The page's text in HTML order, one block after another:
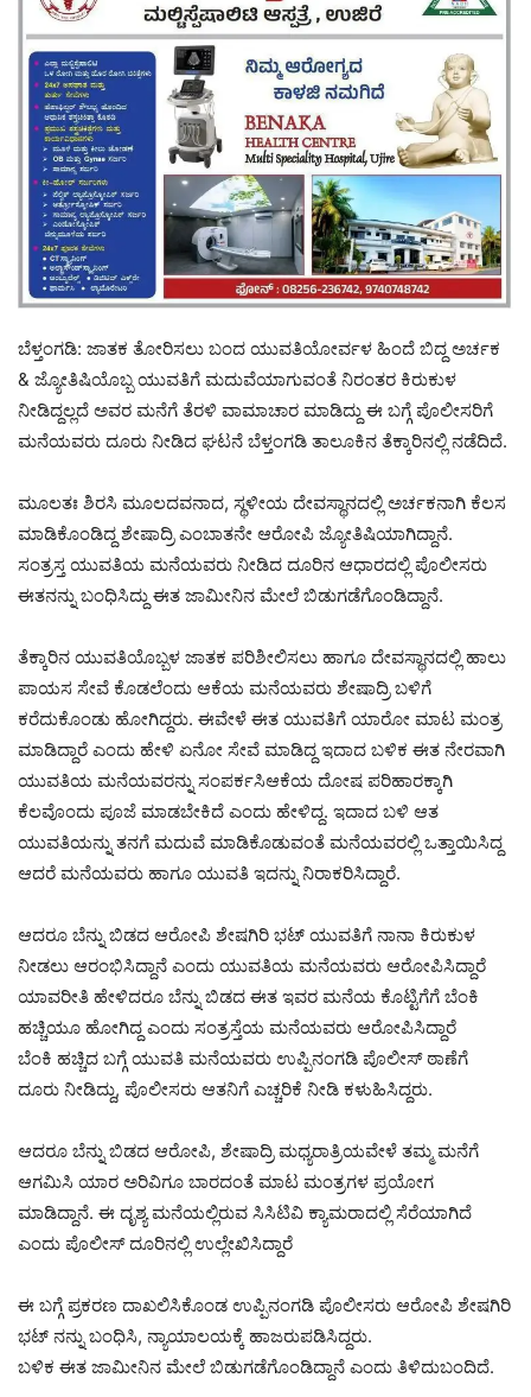
ಬೆಳ್ತಂಗಡಿ: ಜಾತಕ ತೋರಿಸಲು ಬಂದ ಯುವತಿಯೋರ್ವಳ ಹಿಂದೆ ಬಿದ್ದ ಅರ್ಚಕ
& ಜ್ಯೋತಿಷಿಯೊಬ್ಬ ಯುವತಿಗೆ ಮದುವೆಯಾಗುವಂತೆ ನಿರಂತರ ಕಿರುಕುಳ
ನೀಡಿದ್ದಲ್ಲದೆ ಅವರ ಮನೆಗೆ ತೆರಳಿ ವಾಮಾಚಾರ ಮಾಡಿದ್ದು ಈ ಬಗ್ಗೆ ಪೊಲೀಸರಿಗೆ
ಮನೆಯವರು ದೂರು ನೀಡಿದ ಘಟನೆ ಬೆಳ್ತಂಗಡಿ ತಾಲೂಕಿನ ತೆಕ್ಕಾರಿನಲ್ಲಿ ನಡೆದಿದೆ.
ಮೂಲತಃ ಶಿರಸಿ ಮೂಲದವನಾದ, ಸ್ಥಳೀಯ ದೇವಸ್ಥಾನದಲ್ಲಿ ಅರ್ಚಕನಾಗಿ ಕೆಲಸ
ಮಾಡಿಕೊಂಡಿದ್ದ ಶೇಷಾದ್ರಿ ಎಂಬಾತನೇ ಆರೋಪಿ ಜ್ಯೋತಿಷಿಯಾಗಿದ್ದಾನೆ.
ಸಂತ್ರಸ್ತ ಯುವತಿಯ ಮನೆಯವರು ನೀಡಿದ ದೂರಿನ ಆಧಾರದಲ್ಲಿ ಪೊಲೀಸರು
ಈತನನ್ನು ಬಂಧಿಸಿದ್ದು ಈತ ಜಾಮೀನಿನ ಮೇಲೆ ಬಿಡುಗಡೆಗೊಂಡಿದ್ದಾನೆ.
ತೆಕ್ಕಾರಿನ ಯುವತಿಯೊಬ್ಬಳ ಜಾತಕ ಪರಿಶೀಲಿಸಲು ಹಾಗೂ ದೇವಸ್ಥಾನದಲ್ಲಿ ಹಾಲು
ಪಾಯಸ ಸೇವೆ ಕೊಡಲೆಂದು ಆಕೆಯ ಮನೆಯವರು ಶೇಷಾದ್ರಿ ಬಳಿಗೆ
ಕರೆದುಕೊಂಡು ಹೋಗಿದ್ದರು. ಈವೇಳೆ ಈತ ಯುವತಿಗೆ ಯಾರೋ ಮಾಟ ಮಂತ್ರ
ಮಾಡಿದ್ದಾರೆ ಎಂದು ಹೇಳಿ ಏನೋ ಸೇವೆ ಮಾಡಿದ್ದ ಇದಾದ ಬಳಿಕ ಈತ ನೇರವಾಗಿ
ಯುವತಿಯ ಮನೆಯವರನ್ನು ಸಂಪರ್ಕಸಿಆಕೆಯ ದೋಷ ಪರಿಹಾರಕ್ಕಾಗಿ
ಕೆಲವೊಂದು ಪೂಜೆ ಮಾಡಬೇಕಿದೆ ಎಂದು ಹೇಳಿದ್ದ. ಇದಾದ ಬಳಿ ಆತ
ಯುವತಿಯನ್ನು ತನಗೆ ಮದುವೆ ಮಾಡಿಕೊಡುವಂತೆ ಮನೆಯವರಲ್ಲಿ ಒತ್ತಾಯಿಸಿದ್ದ
ಆದರೆ ಮನೆಯವರು ಹಾಗೂ ಯುವತಿ ಇದನ್ನು ನಿರಾಕರಿಸಿದ್ದಾರೆ.
ಆದರೂ ಬೆನ್ನು ಬಿಡದ ಆರೋಪಿ ಶೇಷಗಿರಿ ಭಟ್ ಯುವತಿಗೆ ನಾನಾ ಕಿರುಕುಳ
ನೀಡಲು ಆರಂಭಿಸಿದ್ದಾನೆ ಎಂದು ಯುವತಿಯ ಮನೆಯವರು ಆರೋಪಿಸಿದ್ದಾರೆ
ಯಾವರೀತಿ ಹೇಳಿದರೂ ಬೆನ್ನು ಬಿಡದ ಈತ ಇವರ ಮನೆಯ ಕೊಟ್ಟಿಗೆಗೆ ಬೆಂಕಿ
ಹಚ್ಚಿಯೂ ಹೋಗಿದ್ದ ಎಂದು ಸಂತ್ರಸ್ತೆಯ ಮನೆಯವರು ಆರೋಪಿಸಿದ್ದಾರೆ
ಬೆಂಕಿ ಹಚ್ಚಿದ ಬಗ್ಗೆ ಯುವತಿ ಮನೆಯವರು ಉಪ್ಪಿನಂಗಡಿ ಪೊಲೀಸ್ ಠಾಣೆಗೆ
ದೂರು ನೀಡಿದ್ದು, ಪೊಲೀಸರು ಆತನಿಗೆ ಎಚ್ಚರಿಕೆ ನೀಡಿ ಕಳುಹಿಸಿದ್ದರು.
ಆದರೂ ಬೆನ್ನು ಬಿಡದ ಆರೋಪಿ, ಶೇಷಾದ್ರಿ ಮಧ್ಯರಾತ್ರಿಯವೇಳೆ ತಮ್ಮ ಮನೆಗೆ
ಆಗಮಿಸಿ ಯಾರ ಅರಿವಿಗೂ ಬಾರದಂತೆ ಮಾಟ ಮಂತ್ರಗಳ ಪ್ರಯೋಗ
ಮಾಡಿದ್ದಾನೆ. ಈ ದೃಶ್ಯ ಮನೆಯಲ್ಲಿರುವ ಸಿಸಿಟಿವಿ ಕ್ಯಾಮರಾದಲ್ಲಿ ಸೆರೆಯಾಗಿದೆ
ಎಂದು ಪೊಲೀಸ್ ದೂರಿನಲ್ಲಿ ಉಲ್ಲೇಖಿಸಿದ್ದಾರೆ
ಈ ಬಗ್ಗೆ ಪ್ರಕರಣ ದಾಖಲಿಸಿಕೊಂಡ ಉಪ್ಪಿನಂಗಡಿ ಪೊಲೀಸರು ಆರೋಪಿ ಶೇಷಗಿರಿ
ಭಟ್ ನನ್ನು ಬಂಧಿಸಿ, ನ್ಯಾಯಾಲಯಕ್ಕೆ ಹಾಜರುಪಡಿಸಿದ್ದರು.
ಬಳಿಕ ಈತ ಜಾಮೀನಿನ ಮೇಲೆ ಬಿಡುಗಡೆಗೊಂಡಿದ್ದಾನೆ ಎಂದು ತಿಳಿದುಬಂದಿದೆ.